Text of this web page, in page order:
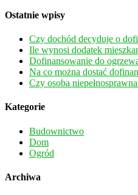
Ostatnie wpisy
Czy dochód decyduje o
Ile wynosi dodatek
Dofinansowanie do
Na co można dostać
Czy osoba
Kategorie
Budownictwo
Dom
Ogród
Archiwa